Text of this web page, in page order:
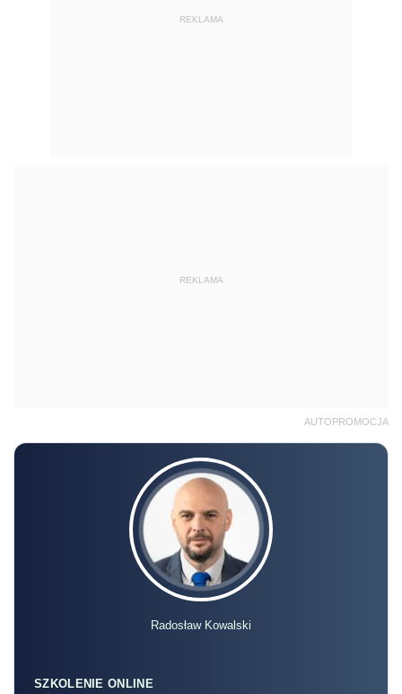
REKLAMA
REKLAMA
AUTOPROMOCJA
Radosław Kowalski
SZKOLENIE ONLINE